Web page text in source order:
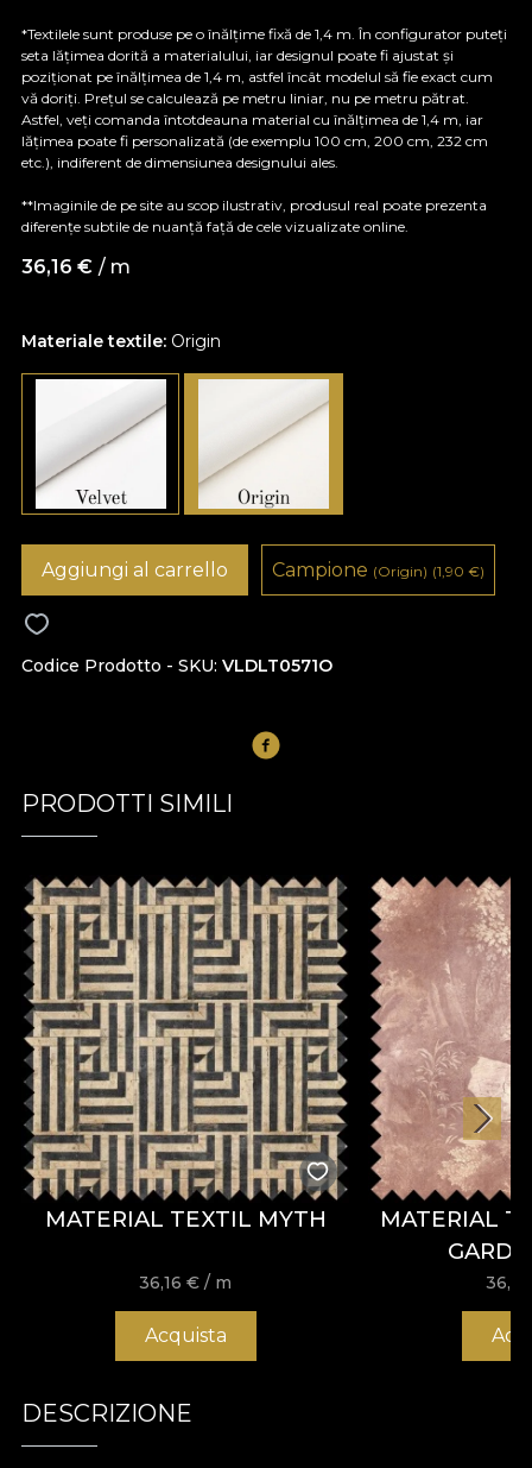
Materiale textile: Origin
*Textilele sunt produse pe o înălțime fixă de 1,4 m. În configurator puteți
seta lățimea dorită a materialului, iar designul poate fi ajustat și
poziționat pe înălțimea de 1,4 m, astfel încât modelul să fie exact cum
vă doriți. Prețul se calculează pe metru liniar, nu pe metru pătrat.
Astfel, veți comanda întotdeauna material cu înălțimea de 1,4 m, iar
lățimea poate fi personalizată (de exemplu 100 cm, 200 cm, 232 cm
etc.), indiferent de dimensiunea designului ales.
**Imaginile de pe site au scop ilustrativ, produsul real poate prezenta
diferențe subtile de nuanță față de cele vizualizate online.
36,16 € / m
Codice Prodotto - SKU VLDLT0571O
Aggiungi al carrello Campione (Origin) (1,90 €)
PRODOTTI SIMILI
MATERIAL TEXTIL MYTH
36,16€ / m
Acquista
MATERIAL
DESCRIZIONE